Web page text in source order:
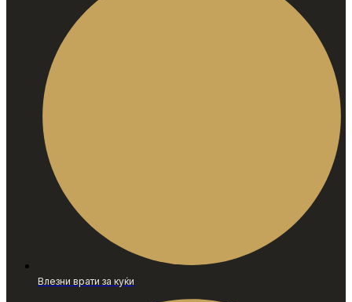
Влезни врати за куќи